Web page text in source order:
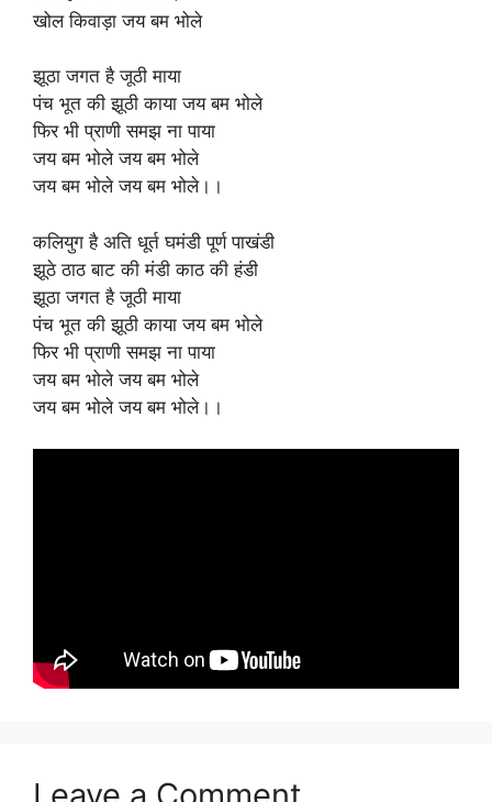
खोल किवाड़ा जय बम भोले
झूठा जगत है जूठी माया
पंच भूत की झूठी काया जय बम भोले
फिर भी प्राणी समझ ना पाया
जय बम भोले जय बम भोले
जय बम भोले जय बम भोले।।
कलियुग है अति धूर्त घमंडी पूर्ण पाखंडी
झूठे ठाठ बाट की मंडी काठ की हंडी
झूठा जगत है जूठी माया
पंच भूत की झूठी काया जय बम भोले
फिर भी प्राणी समझ ना पाया
जय बम भोले जय बम भोले
जय बम भोले जय बम भोले।।